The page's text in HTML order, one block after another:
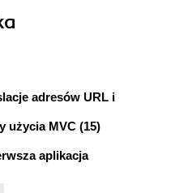
adresów URL i
użycia MVC (15)
aplikacja